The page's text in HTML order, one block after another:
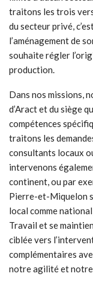
traitons les trois
du secteur privé,
l’aménagement de
souhaite régler
production.
Dans nos missions,
d’Aract et du siège
compétences
traitons les
consultants locaux
intervenons
continent, ou par
Pierre-et-Miquelon
local comme
Travail et se
ciblée vers
complémentaires
notre agilité et